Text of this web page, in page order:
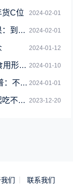
2024-02-01
货C位
2024-02-01
吃吗
2024-01-12
2024-01-10
柿石
2024-01-01
替代
2023-12-20
问题
们 联系我们